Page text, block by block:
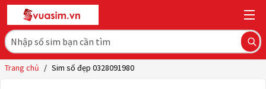
Trang chủ / Sim số đẹp 0328091980